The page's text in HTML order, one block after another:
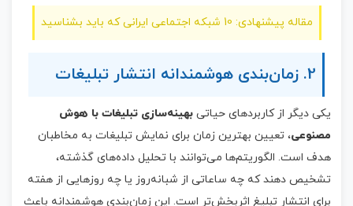
مقاله پیشنهادی: 10 شبکه اجتماعی ایرانی که باید بشناسید
2. زمان‌بندی هوشمندانه انتشار تبلیغات
یکی دیگر از کاربردهای حیاتی بهینه‌سازی تبلیغات با هوش
مصنوعی، تعیین بهترین زمان برای نمایش تبلیغات به مخاطبان
هدف است. الگوریتم‌ها می‌توانند با تحلیل داده‌های گذشته،
تشخیص دهند که چه ساعاتی از شبانه‌روز یا چه روزهایی از هفته
برای انتشار تبلیغ اثربخش‌تر است. این زمان‌بندی هوشمندانه باعث